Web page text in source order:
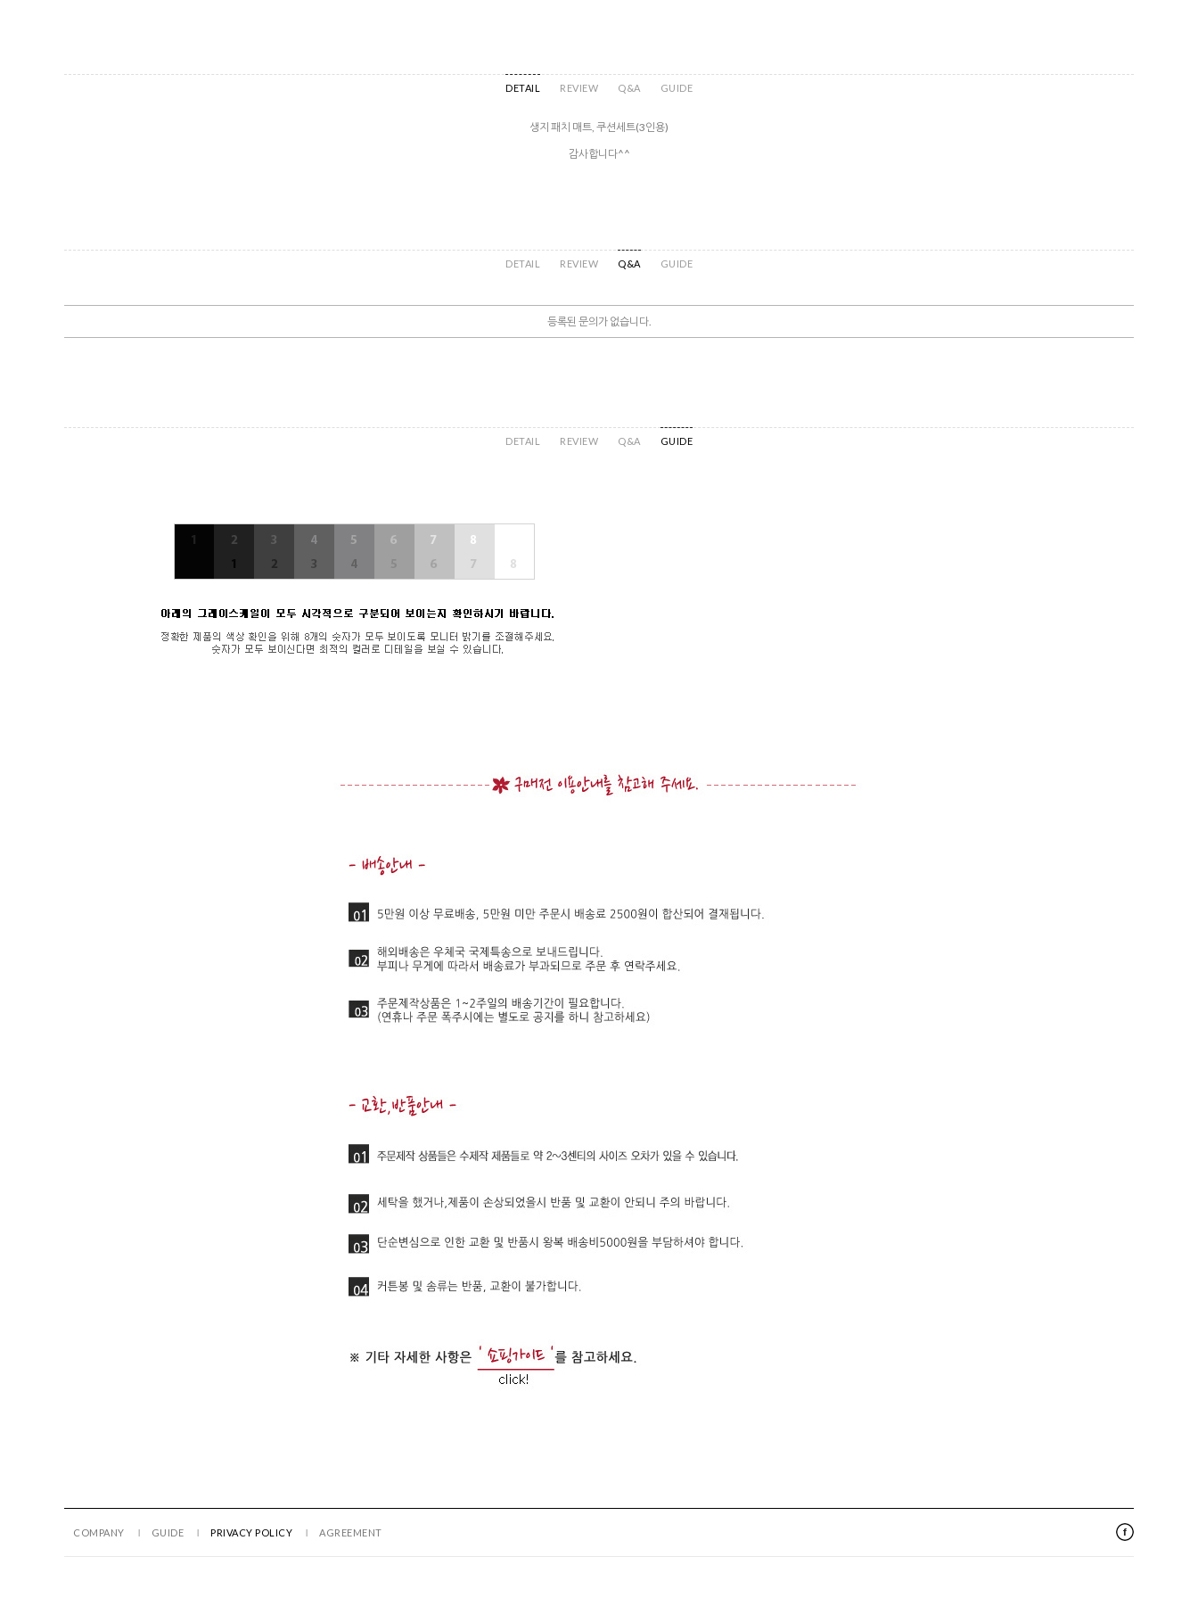
DETAIL REVIEW Q&A GUIDE
생지 패치 매트, 쿠션세트(3인용)
감사합니다^^
DETAIL REVIEW Q&A GUIDE
등록된 문의가 없습니다.
DETAIL REVIEW Q&A GUIDE
COMPANY GUIDE PRIVACY POLICY AGREEMENT